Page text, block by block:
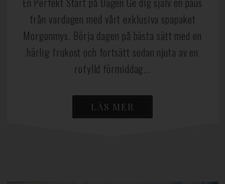
från vardagen med vårt exklusiva spapaket
Morgonmys. Börja dagen på bästa sätt med en
härlig frukost och fortsätt sedan njuta av en
rofylld förmiddag...
LÄS MER